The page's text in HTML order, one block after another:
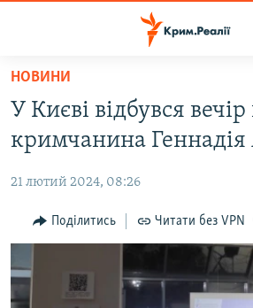
Перейти
основного
матеріалу
Перейти
до
навігації
Перейти
до
пошуку
ВІДЕО ТА ФОТО
ПОЛІТИКА
БЛОГИ
ІНТЕРВ'Ю
НОВИНИ
У Києві відбувся
кримчанина Геннадія
21 лютий 2024, 08:26
Поділитись Читати без VPN